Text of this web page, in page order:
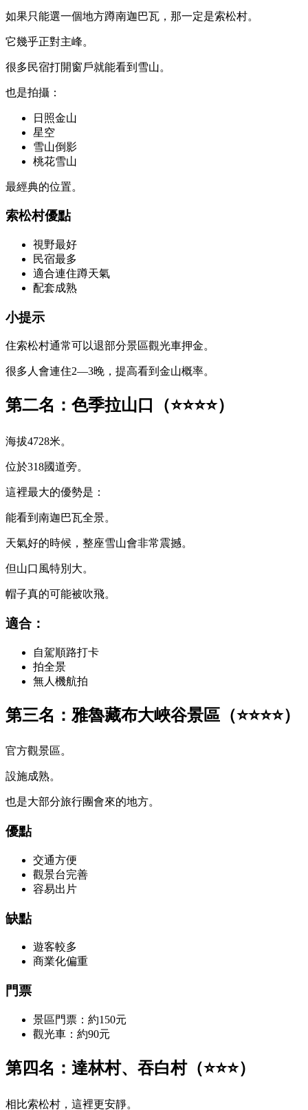
如果只能選一個地方蹲南迦巴瓦，那一定是索松村。
它幾乎正對主峰。
很多民宿打開窗戶就能看到雪山。
也是拍攝：
日照金山
星空
雪山倒影
桃花雪山
最經典的位置。
索松村優點
視野最好
民宿最多
適合連住蹲天氣
配套成熟
小提示
住索松村通常可以退部分景區觀光車押金。
很多人會連住2—3晚，提高看到金山概率。
第二名：色季拉山口（⭐⭐⭐⭐）
海拔4728米。
位於318國道旁。
這裡最大的優勢是：
能看到南迦巴瓦全景。
天氣好的時候，整座雪山會非常震撼。
但山口風特別大。
帽子真的可能被吹飛。
適合：
自駕順路打卡
拍全景
無人機航拍
第三名：雅魯藏布大峽谷景區（⭐⭐⭐⭐）
官方觀景區。
設施成熟。
也是大部分旅行團會來的地方。
優點
交通方便
觀景台完善
容易出片
缺點
遊客較多
商業化偏重
門票
景區門票：約150元
觀光車：約90元
第四名：達林村、吞白村（⭐⭐⭐）
相比索松村，這裡更安靜。